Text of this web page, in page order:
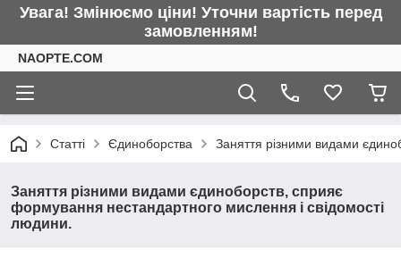
Увага! Змінюємо ціни! Уточни вартість перед
замовленням!
NAOPTE.COM
Статті Єдиноборства Заняття різними видами
Заняття різними видами єдиноборств, сприяє
формування нестандартного мислення і свідомості
людини.